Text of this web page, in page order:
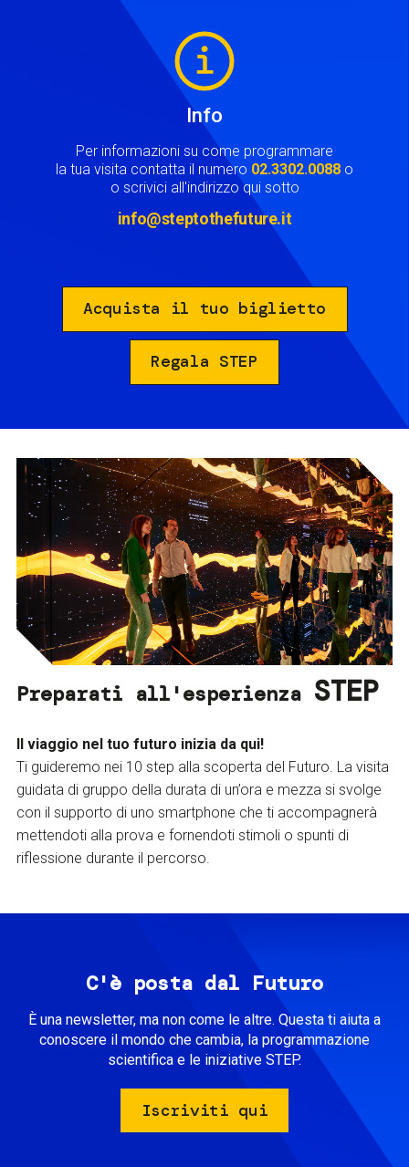
Info
Per informazioni su come programmare
la tua visita contatta il numero 02.3302.0088 o
o scrivici all'indirizzo qui sotto
info@steptothefuture.it
Acquista il tuo biglietto
Regala STEP
Preparati all'esperienza STEP
Il viaggio nel tuo futuro inizia da qui!
Ti guideremo nei 10 step alla scoperta del Futuro. La visita
guidata di gruppo della durata di un’ora e mezza si svolge
con il supporto di uno smartphone che ti accompagnerà
mettendoti alla prova e fornendoti stimoli o spunti di
riflessione durante il percorso.
C'è posta dal Futuro
È una newsletter, ma non come le altre. Questa ti aiuta a
conoscere il mondo che cambia, la programmazione
scientifica e le iniziative STEP.
Iscriviti qui